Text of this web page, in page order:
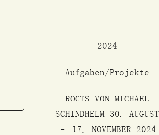
2024
Aufgaben/Projekte
ROOTS VON MICHAEL
SCHINDHELM 30. AUGUST
– 17. NOVEMBER 2024